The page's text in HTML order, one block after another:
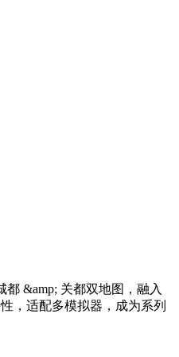
&amp; 关都双地图，融入
，适配多模拟器，成为系列